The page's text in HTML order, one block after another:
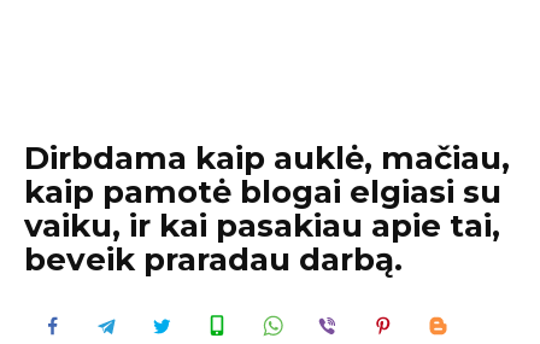
Dirbdama kaip auklė, mačiau,
kaip pamotė blogai elgiasi su
vaiku, ir kai pasakiau apie tai,
beveik praradau darbą.